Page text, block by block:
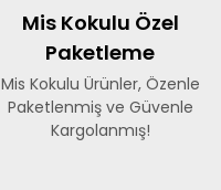
Mis Kokulu Özel
Paketleme
Mis Kokulu Ürünler, Özenle
Paketlenmiş ve Güvenle
Kargolanmış!